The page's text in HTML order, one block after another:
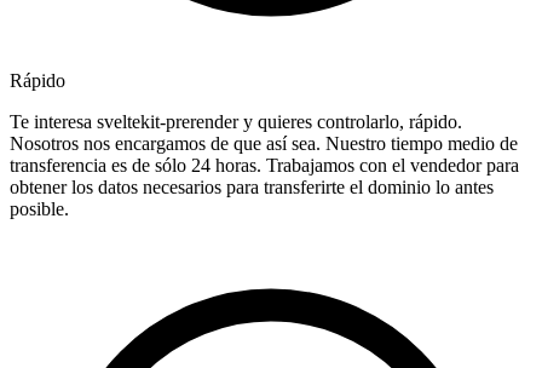
Rápido
Te interesa sveltekit-prerender y quieres controlarlo, rápido.
Nosotros nos encargamos de que así sea. Nuestro tiempo medio de
transferencia es de sólo 24 horas. Trabajamos con el vendedor para
obtener los datos necesarios para transferirte el dominio lo antes
posible.